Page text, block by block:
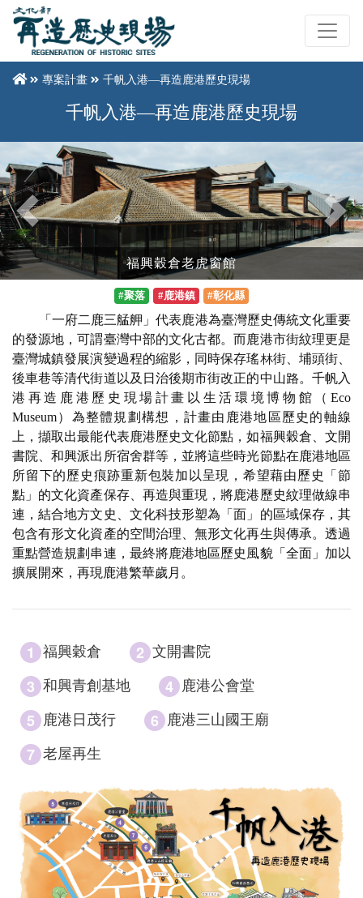
專案計畫 千帆入港—再造鹿港歷史現場
千帆入港—再造鹿港歷史現場
福興穀倉老虎窗館
Previous Next
#聚落 #鹿港鎮 #彰化縣
「一府二鹿三艋舺」代表鹿港為臺灣歷史傳統文化重要
的發源地，可謂臺灣中部的文化古都。而鹿港市街紋理更是
臺灣城鎮發展演變過程的縮影，同時保存瑤林街、埔頭街、
後車巷等清代街道以及日治後期市街改正的中山路。千帆入
港再造鹿港歷史現場計畫以生活環境博物館（Eco
Museum）為整體規劃構想，計畫由鹿港地區歷史的軸線
上，擷取出最能代表鹿港歷史文化節點，如福興穀倉、文開
書院、和興派出所宿舍群等，並將這些時光節點在鹿港地區
所留下的歷史痕跡重新包裝加以呈現，希望藉由歷史「節
點」的文化資產保存、再造與重現，將鹿港歷史紋理做線串
連，結合地方文史、文化科技形塑為「面」的區域保存，其
包含有形文化資產的空間治理、無形文化再生與傳承。透過
重點營造規劃串連，最終將鹿港地區歷史風貌「全面」加以
擴展開來，再現鹿港繁華歲月。
1 福興穀倉 2 文開書院
3 和興青創基地 4 鹿港公會堂
5 鹿港日茂行 6 鹿港三山國王廟
7 老屋再生